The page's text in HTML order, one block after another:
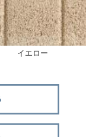
イエロー